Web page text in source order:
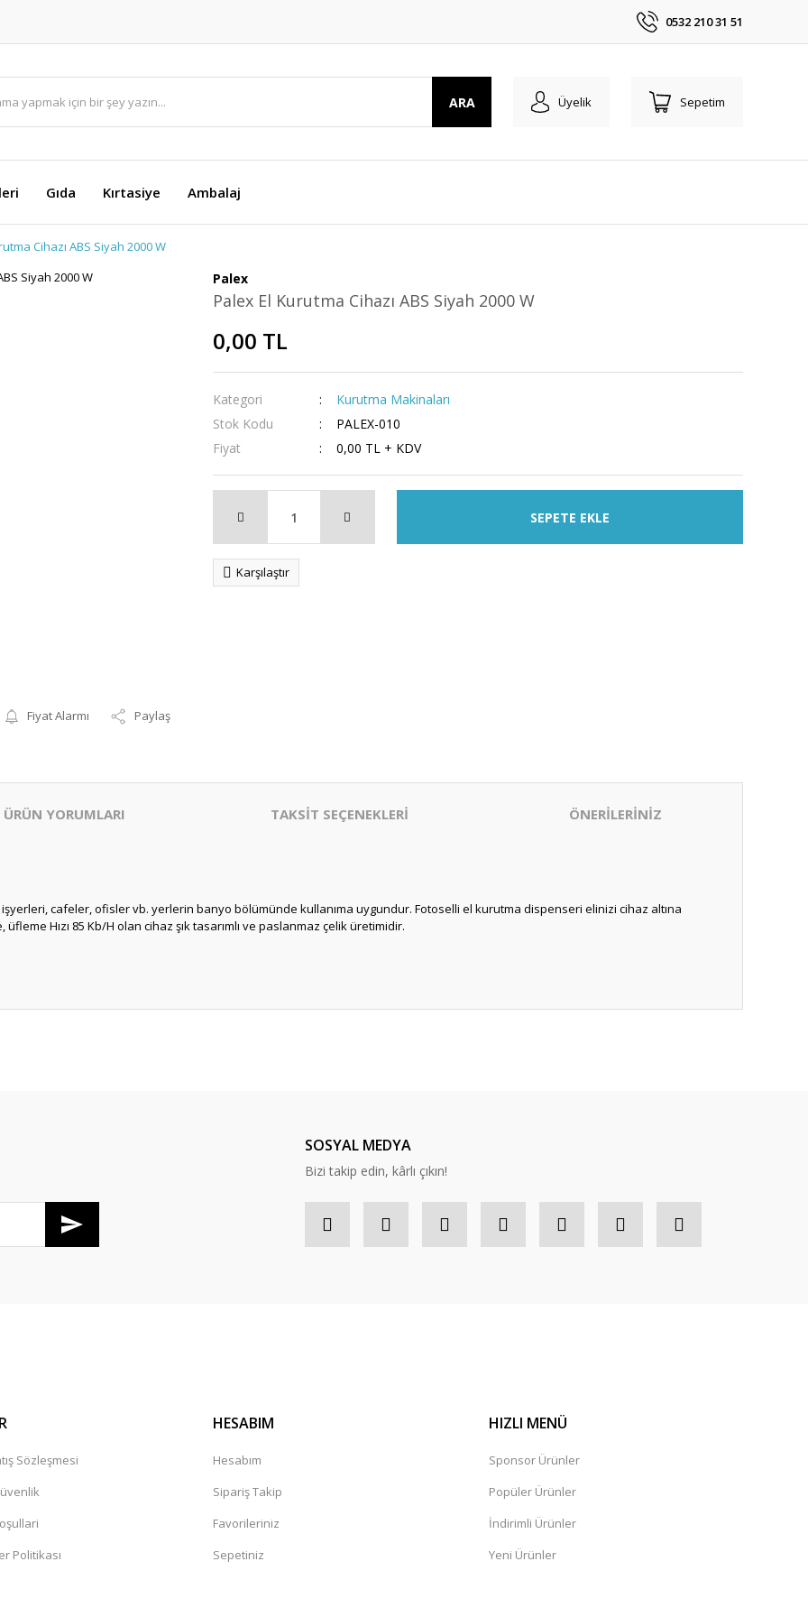
0532 210 31 51
ARA Üyelik Sepetim
Gıda Kırtasiye Ambalaj
Cihazı ABS Siyah 2000 W
Fiyat Alarmı Paylaş
Palex
Palex El Kurutma Cihazı ABS Siyah 2000 W
0,00 TL
Kategori
Kurutma Makinaları
Stok Kodu
PALEX-010
Fiyat
0,00 TL + KDV
SEPETE EKLE
Karşılaştır
ÜRÜN YORUMLARI TAKSİT SEÇENEKLERİ ÖNERİLERİNİZ
cafeler, ofisler vb. yerlerin banyo bölümünde kullanıma uygundur. Fotoselli el kurutma dispenseri elinizi cihaz altına
üfleme Hızı 85 Kb/H olan cihaz şık tasarımlı ve paslanmaz çelik üretimidir.
SOSYAL MEDYA
Bizi takip edin, kârlı çıkın!
Sözleşmesi
Politikası
HESABIM
Hesabım
Sipariş Takip
Favorileriniz
Sepetiniz
HIZLI MENÜ
Sponsor Ürünler
Popüler Ürünler
İndirimli Ürünler
Yeni Ürünler